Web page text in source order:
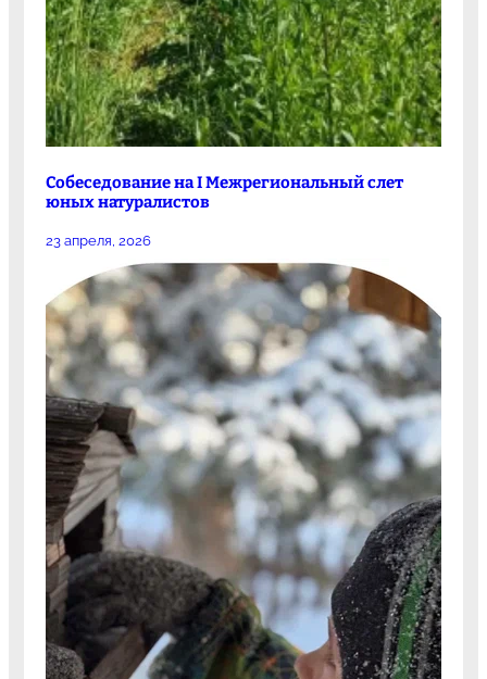
Собеседование на I Межрегиональный слет
юных натуралистов
23 апреля, 2026